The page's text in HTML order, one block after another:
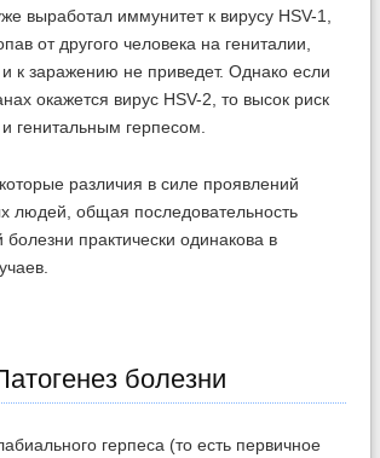
выработал иммунитет к вирусу HSV-1,
от другого человека на гениталии,
к заражению не приведет. Однако если
окажется вирус HSV-2, то высок риск
генитальным герпесом.
различия в силе проявлений
людей, общая последовательность
болезни практически одинакова в
болезни
герпеса (то есть первичное